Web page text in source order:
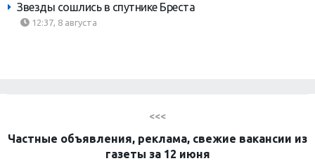
Звезды сошлись в спутнике Бреста
12:37, 8 августа
<<<
Частные объявления, реклама, свежие вакансии из
газеты за 12 июня